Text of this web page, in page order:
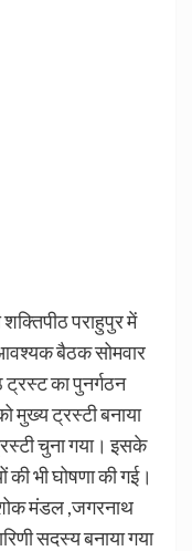
पराहुपुर में
आवश्यक बैठक सोमवार
ट्रस्ट का पुनर्गठन
मुख्य ट्रस्टी बनाया
चुना गया। इसके
भी घोषणा की गई।
मंडल ,जगरनाथ
सदस्य बनाया गया